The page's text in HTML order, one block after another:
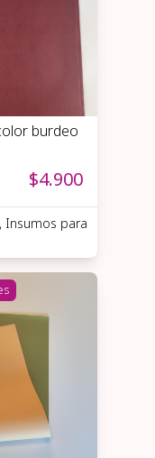
burdeo
$4.900
Insumos para